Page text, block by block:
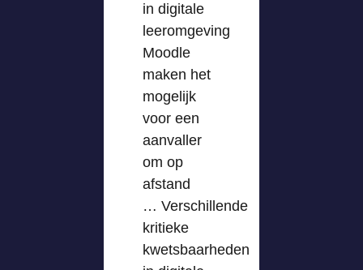
in digitale
leeromgeving
Moodle
maken het
mogelijk
voor een
aanvaller
om op
afstand
… Verschillende
kritieke
kwetsbaarheden